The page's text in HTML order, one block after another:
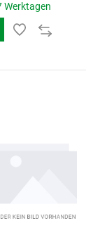
Werktagen